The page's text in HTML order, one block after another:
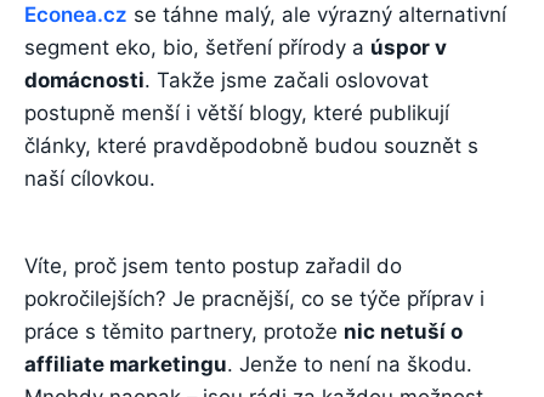
Econea.cz se táhne malý, ale výrazný alternativní
segment eko, bio, šetření přírody a úspor v
domácnosti. Takže jsme začali oslovovat
postupně menší i větší blogy, které publikují
články, které pravděpodobně budou souznět s
naší cílovkou.
Víte, proč jsem tento postup zařadil do
pokročilejších? Je pracnější, co se týče příprav i
práce s těmito partnery, protože nic netuší o
affiliate marketingu. Jenže to není na škodu.